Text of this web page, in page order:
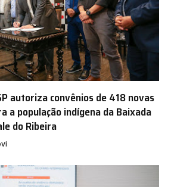
autoriza convênios de 418 novas
a população indígena da Baixada
do Ribeira